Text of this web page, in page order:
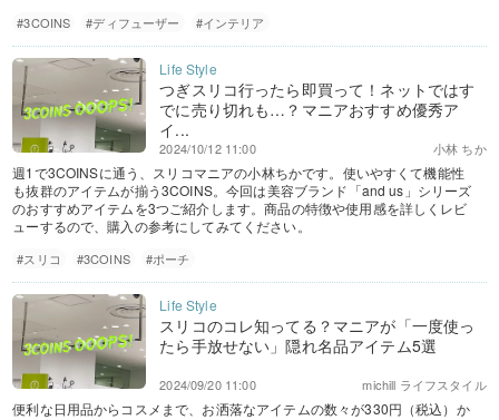
#3COINS #ディフューザー #インテリア
つぎスリコ行ったら即買って！ネットではす
でに売り切れも…？マニアおすすめ優秀ア
イ...
小林 ちか
2024/10/12 11:00
週1で3COINSに通う、スリコマニアの小林ちかです。使いやすくて機能性
も抜群のアイテムが揃う3COINS。今回は美容ブランド「and us」シリーズ
のおすすめアイテムを3つご紹介します。商品の特徴や使用感を詳しくレビ
ューするので、購入の参考にしてみてください。
#スリコ #3COINS #ポーチ
スリコのコレ知ってる？マニアが「一度使っ
たら手放せない」隠れ名品アイテム5選
michill ライフスタイル
2024/09/20 11:00
便利な日用品からコスメまで、お洒落なアイテムの数々が330円（税込）か